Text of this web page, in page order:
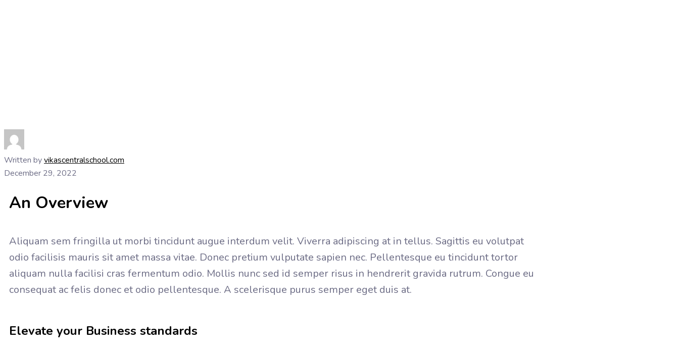
Written byvikascentralschool.com
December 29, 2022
An Overview
Aliquam sem fringilla ut morbi tincidunt augue interdum velit. Viverra adipiscing at in tellus. Sagittis eu volutpat
odio facilisis mauris sit amet massa vitae. Donec pretium vulputate sapien nec. Pellentesque eu tincidunt tortor
aliquam nulla facilisi cras fermentum odio. Mollis nunc sed id semper risus in hendrerit gravida rutrum. Congue eu
consequat ac felis donec et odio pellentesque. A scelerisque purus semper eget duis at.
Elevate your Business standards